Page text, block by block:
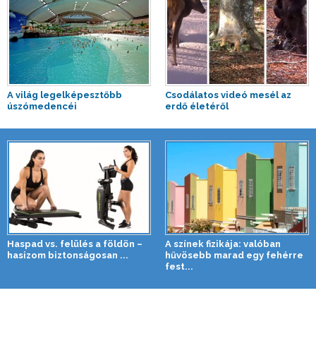
A világ legelképesztőbb
úszómedencéi
Csodálatos videó mesél az
erdő életéről
Haspad vs. felülés a földön –
hasizom biztonságosan ...
A színek fizikája: valóban
hűvösebb marad egy fehérre
fest...